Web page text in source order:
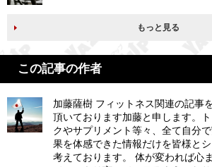
もっと見る
この記事の作者
加藤薩樹 フィットネス関連の記事
頂いております加藤と申します。
クやサプリメント等々、全て自分
果を体感できた情報だけを皆様と
考えております。 体が変われば心